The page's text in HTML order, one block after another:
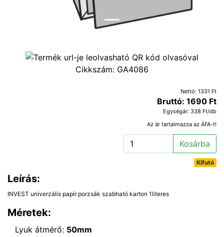
Cikkszám: GA4086
Nettó: 1331 Ft
Bruttó: 1690 Ft
Egységár: 338 Ft/db
Az ár tartalmazza az ÁFA-t!
Kosárba
Kifutó
Leírás:
INVEST univerzális papír porzsák szabható karton 1literes
Méretek:
Lyuk átmérő: 50mm